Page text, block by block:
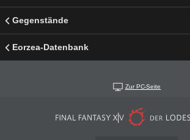
Gegenstände
Eorzea-Datenbank
Zur PC-Seite